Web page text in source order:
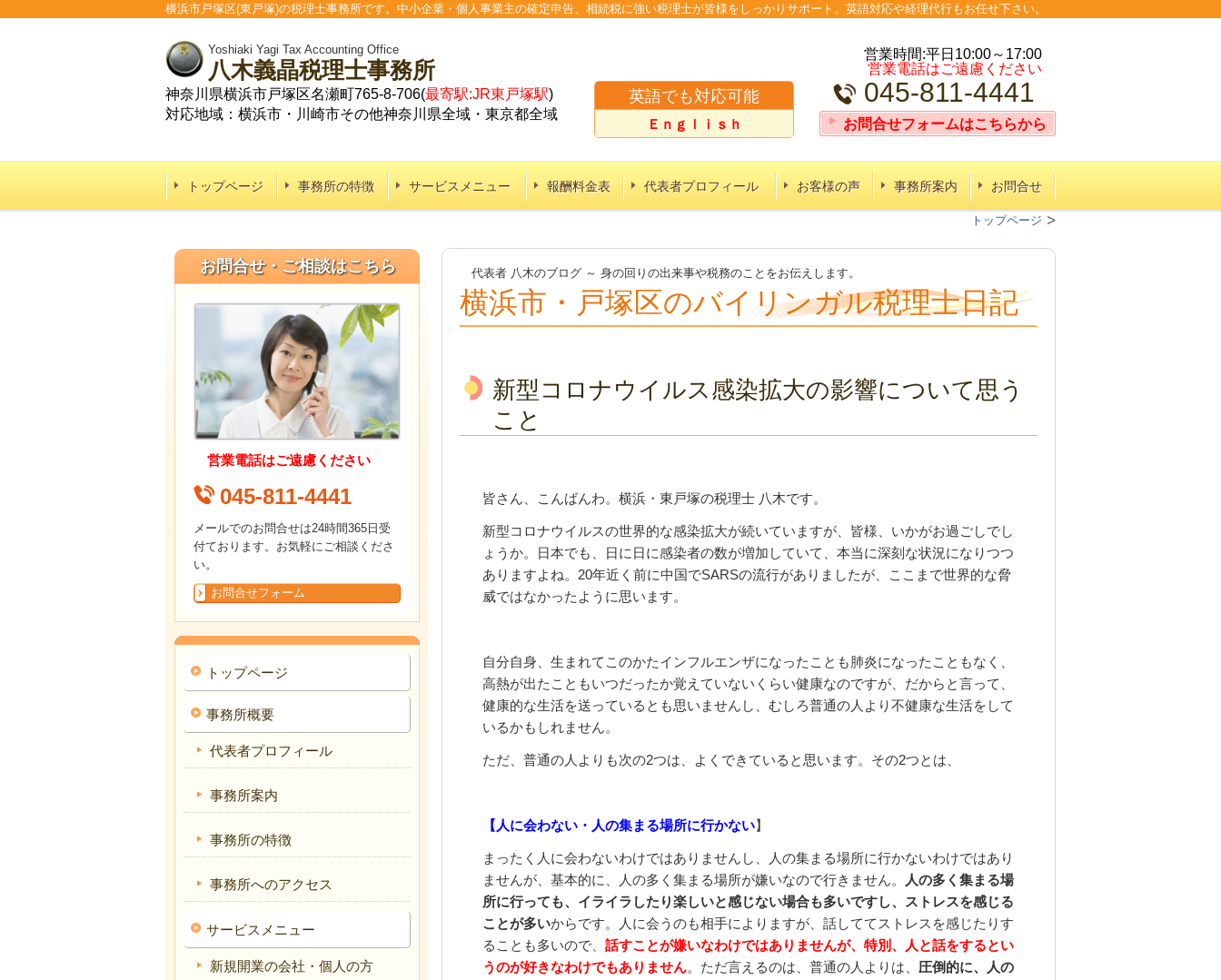
横浜市戸塚区(東戸塚)の税理士事務所です。中小企業・個人事業主の確定申告、相続税に強い税理士が皆様をしっかりサポート。英語対応や経理代行もお任せ下さい。
Yoshiaki Yagi Tax Accounting Office
八木義晶税理士事務所
神奈川県横浜市戸塚区名瀬町765-8-706(最寄駅:JR東戸塚駅)
対応地域：横浜市・川崎市その他神奈川県全域・東京都全域
英語でも対応可能
Ｅｎｇｌｉｓｈ
営業時間:平日10:00～17:00
営業電話はご遠慮ください
045-811-4441
お問合せフォームはこちらから
トップページ 事務所の特徴 サービスメニュー 報酬料金表 代表者プロフィール お客様の声 事務所案内 お問合せ
トップページ
代表者 八木のブログ ～ 身の回りの出来事や税務のことをお伝えします。
横浜市・戸塚区のバイリンガル税理士日記
新型コロナウイルス感染拡大の影響について思う
こと
皆さん、こんばんわ。横浜・東戸塚の税理士 八木です。
新型コロナウイルスの世界的な感染拡大が続いていますが、皆様、いかがお過ごしでし
ょうか。日本でも、日に日に感染者の数が増加していて、本当に深刻な状況になりつつ
ありますよね。20年近く前に中国でSARSの流行がありましたが、ここまで世界的な脅
威ではなかったように思います。
自分自身、生まれてこのかたインフルエンザになったことも肺炎になったこともなく、
高熱が出たこともいつだったか覚えていないくらい健康なのですが、だからと言って、
健康的な生活を送っているとも思いませんし、むしろ普通の人より不健康な生活をして
いるかもしれません。
ただ、普通の人よりも次の2つは、よくできていると思います。その2つとは、
【人に会わない・人の集まる場所に行かない】
まったく人に会わないわけではありませんし、人の集まる場所に行かないわけではあり
ませんが、基本的に、人の多く集まる場所が嫌いなので行きません。
人の多く集まる場
所に行っても、イライラしたり楽しいと感じない場合も多いですし、ストレスを感じる
ことが多いからです。人に会うのも相手によりますが、話しててストレスを感じたりす
ることも多いので、 話すことが嫌いなわけではありませんが、特別、人と話をするとい
うのが好きなわけでもありません。ただ言えるのは、普通の人よりは、 圧倒的に、人の
お問合せ・ご相談はこちら
営業電話はご遠慮ください
045-811-4441
メールでのお問合せは24時間365日受
付ております。お気軽にご相談くださ
い。
お問合せフォーム
トップページ
事務所概要
代表者プロフィール
事務所案内
事務所の特徴
事務所へのアクセス
サービスメニュー
新規開業の会社・個人の方